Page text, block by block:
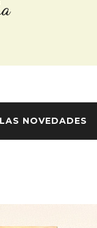
NOVEDADES